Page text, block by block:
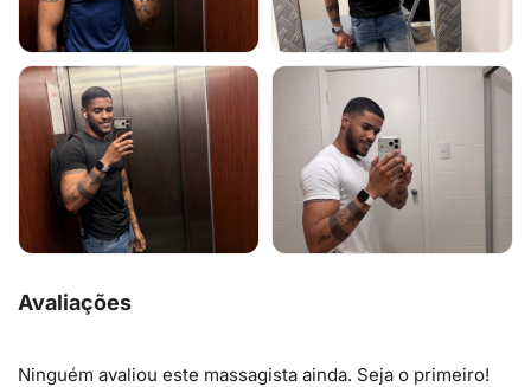
Avaliações
Ninguém avaliou este massagista ainda. Seja o primeiro!